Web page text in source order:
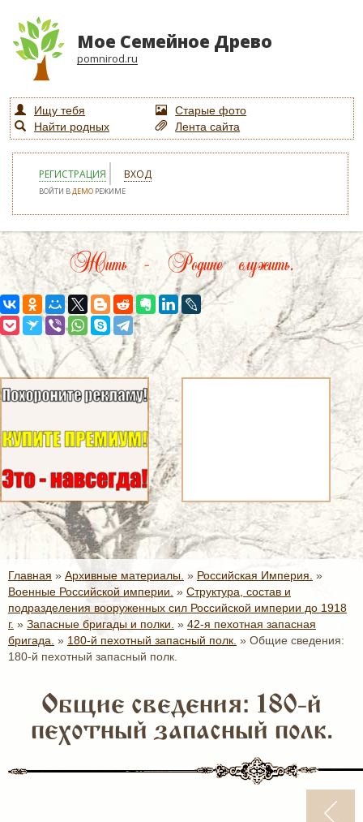
Мое Семейное Древо
pomnirod.ru
Ищу тебя
Старые фото
Найти родных
Лента сайта
РЕГИСТРАЦИЯ ВХОД
ВОЙТИ ВДЕМО РЕЖИМЕ
Жить – Родине служить.
Главная » Архивные материалы. » Российская Империя. »
Военные Российской империи. » Структура, состав и
подразделения вооруженных сил Российской империи до 1918
г. » Запасные бригады и полки. » 42-я пехотная запасная
бригада. » 180-й пехотный запасный полк. » Общие сведения:
180-й пехотный запасный полк.
Общие сведения: 180-й
пехотный запасный полк.